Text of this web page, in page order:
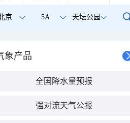
京 5A 天坛公园
象产品
全国降水量预报
强对流天气公报